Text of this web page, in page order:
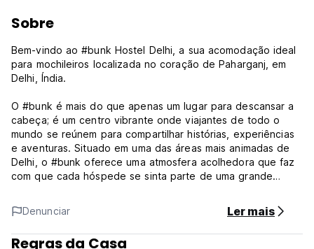
Sobre
Bem-vindo ao #bunk Hostel Delhi, a sua acomodação ideal
para mochileiros localizada no coração de Paharganj, em
Delhi, Índia.
O #bunk é mais do que apenas um lugar para descansar a
cabeça; é um centro vibrante onde viajantes de todo o
mundo se reúnem para compartilhar histórias, experiências
e aventuras. Situado em uma das áreas mais animadas de
Delhi, o #bunk oferece uma atmosfera acolhedora que faz
com que cada hóspede se sinta parte de uma grande
Ao entrar no #bunk, você será recebido com sorrisos
calorosos de outros hóspedes e a energia vibrante dos
nossos espaços comuns. Seja relaxando em nossa
Denunciar Ler mais
Regras da Casa